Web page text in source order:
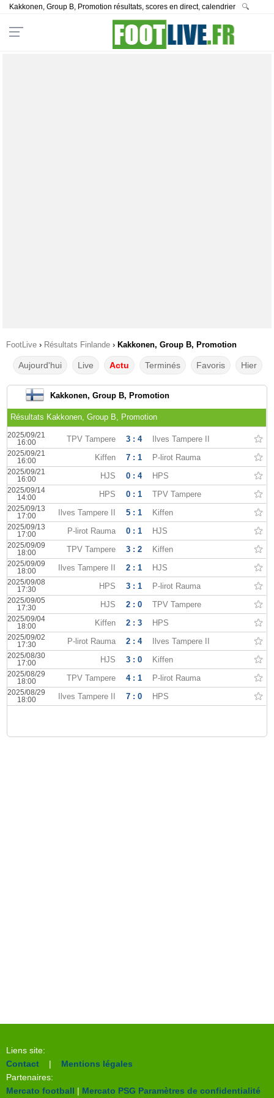
Kakkonen, Group B, Promotion résultats, scores en direct, calendrier 🔍
FootLive › Résultats Finlande › Kakkonen, Group B, Promotion
Aujourd'hui Live Actu Terminés Favoris Hier
Kakkonen, Group B, Promotion
Résultats Kakkonen, Group B, Promotion
2025/09/21
16:00
TPV Tampere 3 : 4 Ilves Tampere II
2025/09/21
16:00
Kiffen 7 : 1 P-lirot Rauma
2025/09/21
16:00
HJS 0 : 4 HPS
2025/09/14
14:00
HPS 0 : 1 TPV Tampere
2025/09/13
17:00
Ilves Tampere II 5 : 1 Kiffen
2025/09/13
17:00
P-lirot Rauma 0 : 1 HJS
2025/09/09
18:00
TPV Tampere 3 : 2 Kiffen
2025/09/09
18:00
Ilves Tampere II 2 : 1 HJS
2025/09/08
17:30
HPS 3 : 1 P-lirot Rauma
2025/09/05
17:30
HJS 2 : 0 TPV Tampere
2025/09/04
18:00
Kiffen 2 : 3 HPS
2025/09/02
17:30
P-lirot Rauma 2 : 4 Ilves Tampere II
2025/08/30
17:00
HJS 3 : 0 Kiffen
2025/08/29
18:00
TPV Tampere 4 : 1 P-lirot Rauma
2025/08/29
18:00
Ilves Tampere II 7 : 0 HPS
Liens site:
Contact | Mentions légales
Partenaires:
Mercato football | Mercato PSG Paramètres de confidentialité